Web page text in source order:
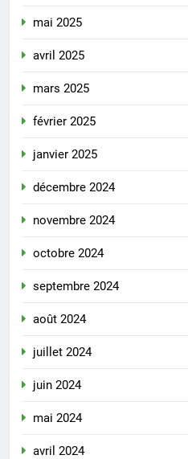
mai 2025
avril 2025
mars 2025
février 2025
janvier 2025
décembre 2024
novembre 2024
octobre 2024
septembre 2024
août 2024
juillet 2024
juin 2024
mai 2024
avril 2024